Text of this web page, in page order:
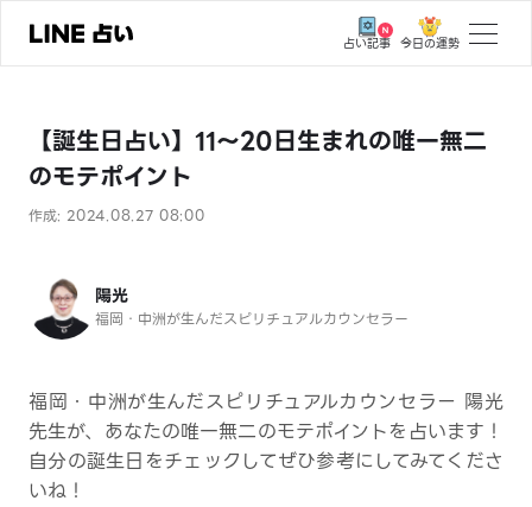
占い記事 今日の運勢
ユーザーの声
相談事例
おすすめの占い師
よくある質問
えもじの子（占）12星座占い
占い記事
お知らせ
【誕生日占い】11～20日生まれの唯一無二
のモテポイント
作成: 2024.08.27 08:00
陽光
福岡・中洲が生んだスピリチュアルカウンセラー
福岡・中洲が生んだスピリチュアルカウンセラー 陽光
先生が、あなたの唯一無二のモテポイントを占います！
自分の誕生日をチェックしてぜひ参考にしてみてくださ
いね！